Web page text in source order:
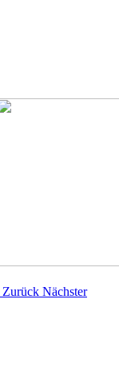
Zurück Nächster